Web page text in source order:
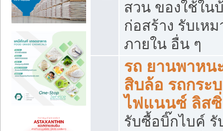
สวน ของใช้ใน
ก่อสร้าง รับเห
ภายใน อื่น ๆ
รถ ยานพาหน
สิบล้อ รถกระ
ไฟแนนซ์ ลิส
รับซื้อบิ๊กไบค์